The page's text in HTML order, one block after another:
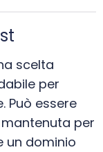
scelta
per
Può essere
per
un dominio